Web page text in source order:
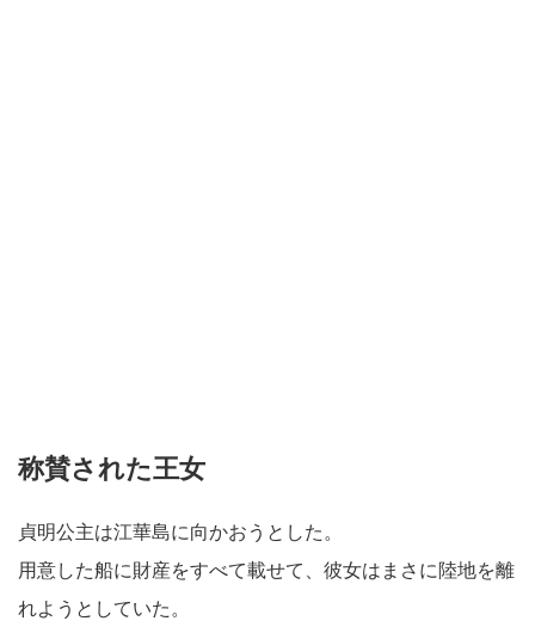
称賛された王女
貞明公主は江華島に向かおうとした。
用意した船に財産をすべて載せて、彼女はまさに陸地を離
れようとしていた。